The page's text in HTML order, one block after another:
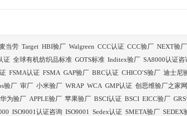
麦当劳 Target HBI验厂 Walgreen CCC认证 CCC验厂 NEXT验厂
证 全球有机纺织品标准 GOTS标准 Inditex验厂 SA8000认证咨
FSMA认证 FSMA GAP验厂 BRC认证 CHICO’S验厂 迪士尼
验厂 审厂 小米验厂 WRAP WCA GMP认证 创思维验厂之家网
华为验厂 APPLE验厂 苹果验厂 BSCI认证 BSCI EICC验厂
ISO9001认证咨询 ISO9001 Sedex认证 SMETA验厂 SEDEX